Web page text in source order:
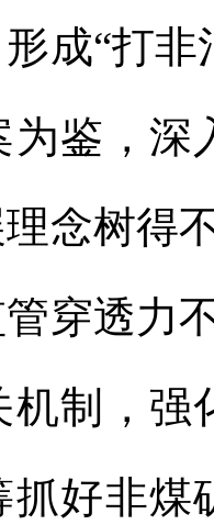
成“打
为鉴，深
念树得
穿透力
机制，强
抓好非